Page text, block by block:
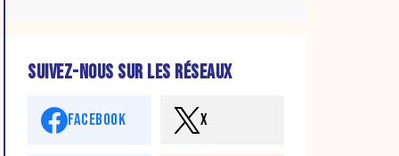
SUIVEZ-NOUS SUR LES RÉSEAUX
FACEBOOK X